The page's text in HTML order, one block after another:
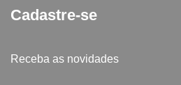
Cadastre-se
Receba as novidades